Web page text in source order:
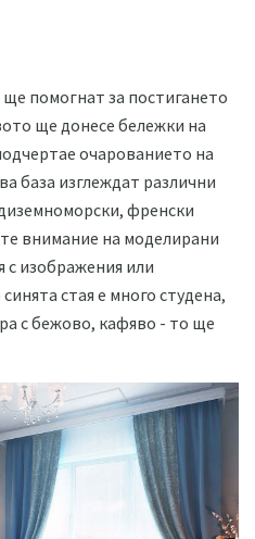
помогнат за постигането
ще донесе бележки на
очарованието на
база изглеждат различни
френски
внимание на моделирани
с изображения или
стая е много студена,
с бежово, кафяво - то ще